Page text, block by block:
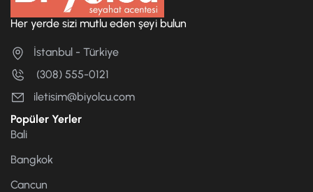
Her yerde sizi mutlu eden şeyi bulun
İstanbul - Türkiye
(308) 555-0121
iletisim@biyolcu.com
Popüler Yerler
Bali
Bangkok
Cancun